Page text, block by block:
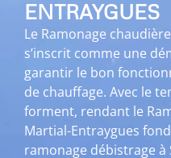
ENTRAYGUES
Le Ramonage
s’inscrit comme une
garantir le bon
de chauffage. Avec le
forment, rendant le
Martial-Entraygues
ramonage débistrage